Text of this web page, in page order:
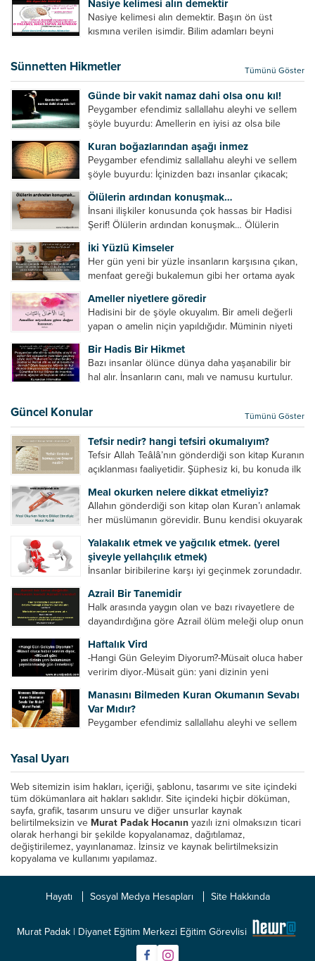
âyetlere baksın. Hayatı özetler misin sorusuna
verilebilecek en kısa ve bir o...
Nasiye kelimesi alın demektir
Nasiye kelimesi alın demektir. Başın ön üst
kısmına verilen isimdir. Bilim adamları beyni
Beynin ön kısmında bulunan bölüme ön bellek
denir. Bu kısım insan vücudunda...
Sünnetten Hikmetler Tümünü Göster
Günde bir vakit namaz dahi olsa onu kıl!
Peygamber efendimiz sallallahu aleyhi ve sellem
şöyle buyurdu: Amellerin en iyisi az olsa bile
bir yere sahiptir. Namaz kul ile Allah arasındaki bir
toplantıdır....
Kuran boğazlarından aşağı inmez
Peygamber efendimiz sallallahu aleyhi ve sellem
şöyle buyurdu: İçinizden bazı insanlar çıkacak;
küçümseyeceksiniz. Onların oruçlarını görünce
kendi oruçlarınızı küçümseyeceksiniz. Onların
amellerini görünce kendi amellerinizi
küçümseyeceksiniz. ...
Ölülerin ardından konuşmak…
İnsani ilişkiler konusunda çok hassas bir Hadisi
Şerif! Ölülerin ardından konuşmak… Ölülerin
küfretmek, sövmek, onların günah ve kusurlarını
zikretmek ölüye zarar vermez, fayda da vermez....
İki Yüzlü Kimseler
Her gün yeni bir yüzle insanların karşısına çıkan,
menfaat gereği bukalemun gibi her ortama ayak
insan grubudur. Müminlerin yanında mümin gibi
duran,...
Ameller niyetlere göredir
Hadisini bir de şöyle okuyalım. Bir ameli değerli
yapan o amelin niçin yapıldığıdır. Müminin niyeti
namazın hiçbir değeri yoktur. Gösteriş için
okunan ezanın hiçbir...
Bir Hadis Bir Hikmet
Bazı insanlar ölünce dünya daha yaşanabilir bir
hal alır. İnsanların canı, malı ve namusu kurtulur.
kurtulur. Ağaçlar onun zulmünden kurtulur....
Güncel Konular Tümünü Göster
Tefsir nedir? hangi tefsiri okumalıyım?
Tefsir Allah Teâlâ’nın gönderdiği son kitap Kuranın
açıklanması faaliyetidir. Şüphesiz ki, bu konuda ilk
ayetleri peygamber efendimize soruyor. O da
bunları izah ediyor/tefsir ediyordu. “Biz sana...
Meal okurken nelere dikkat etmeliyiz?
Allahın gönderdiği son kitap olan Kuran’ı anlamak
her müslümanın görevidir. Bunu kendisi okuyarak
yollarla anlamaya çalışmalıdır. Meal nedir? Arapça
bir kelime olan meal;...
Yalakalık etmek ve yağcılık etmek. (yerel
şiveyle yellahçılık etmek)
İnsanlar biribilerine karşı iyi geçinmek zorundadır.
makam gücü, nesep gücü, maddi güç, fiziki güç)
diğer insanları ezebiliyor. Normal şartlarda elinde
bu güçler...
Azrail Bir Tanemidir
Halk arasında yaygın olan ve bazı rivayetlere de
dayandırdığına göre Azrail ölüm meleği olup onun
Azrail tek başına aynı anda binlerce insanın
canını...
Haftalık Vird
-Hangi Gün Geleyim Diyorum?-Müsait oluca haber
veririm diyor.-Müsait gün: yani dizinin yeni
efendinin Haftalık Virdi HAFTALIK VİRD Pazartesi
Günü Hangi VİRD var?20:00 Star TV –...
Manasını Bilmeden Kuran Okumanın Sevabı
Var Mıdır?
Peygamber efendimiz sallallahu aleyhi ve sellem
Yasal Uyarı
Web sitemizin isim hakları, içeriği, şablonu, tasarımı ve site içindeki
tüm dökümanlara ait hakları saklıdır. Site içindeki hiçbir döküman,
sayfa, grafik, tasarım unsuru ve diğer unsurlar kaynak
belirtilmeksizin ve Murat Padak Hocanın yazılı izni olmaksızın ticari
olarak herhangi bir şekilde kopyalanamaz, dağıtılamaz,
değiştirilemez, yayınlanamaz. İzinsiz ve kaynak belirtilmeksizin
kopyalama ve kullanımı yapılamaz.
Hayatı Sosyal Medya Hesapları Site Hakkında
Murat Padak | Diyanet Eğitim Merkezi Eğitim Görevlisi